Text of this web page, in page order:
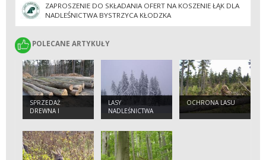
ZAPROSZENIE DO SKŁADANIA OFERT NA KOSZENIE ŁĄK DLA
NADLEŚNICTWA BYSTRZYCA KŁODZKA
POLECANE ARTYKUŁY
POLECANE ARTYKUŁY
SPRZEDAŻ
DREWNA I
SADZONEK
LASY
NADLEŚNICTWA
OCHRONA LASU